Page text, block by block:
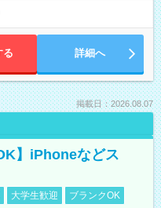
る 詳細へ
掲載日：2026.08.07
】iPhoneなどス
大学生歓迎
ブランクOK